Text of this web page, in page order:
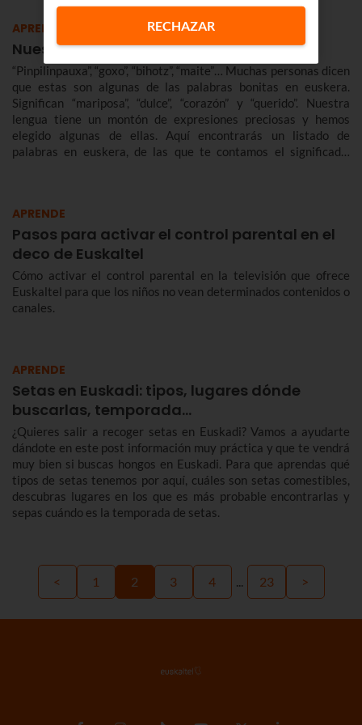
APRENDE
Nuestras palabras en euskera favoritas
“Pinpilinpauxa”, “goxo”, “bihotz”, “maite”… Muchas personas dicen
que estas son algunas de las palabras bonitas en euskera.
Significan “mariposa”, “dulce”, “corazón” y “querido”. Nuestra
lengua tiene un montón de expresiones preciosas y hemos
elegido algunas de ellas. Aquí encontrarás un listado de
palabras en euskera, de las que te contamos el significado.
APRENDE
Pasos para activar el control parental en el
deco de Euskaltel
Cómo activar el control parental en la televisión que ofrece
Euskaltel para que los niños no vean determinados contenidos o
canales.
APRENDE
Setas en Euskadi: tipos, lugares dónde
buscarlas, temporada…
¿Quieres salir a recoger setas en Euskadi? Vamos a ayudarte
dándote en este post información muy práctica y que te vendrá
muy bien si buscas hongos en Euskadi. Para que aprendas qué
tipos de setas tenemos por aquí, cuáles son setas comestibles,
descubras lugares en los que es más probable encontrarlas y
sepas cuándo es la temporada de setas.
< 1 2 3 4 ... 23 >
RECHAZAR